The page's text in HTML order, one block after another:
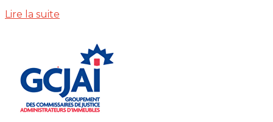
Lire la suite